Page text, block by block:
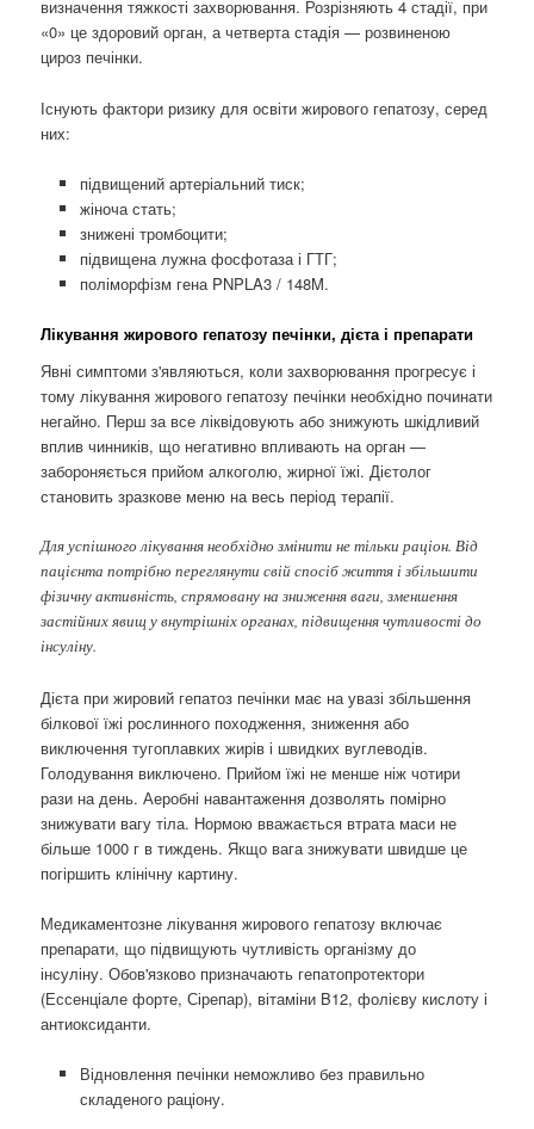
визначення тяжкості захворювання. Розрізняють 4 стадії, при
«0» це здоровий орган, а четверта стадія — розвиненою
цироз печінки.
Існують фактори ризику для освіти жирового гепатозу, серед
них:
підвищений артеріальний тиск;
жіноча стать;
знижені тромбоцити;
підвищена лужна фосфотаза і ГТГ;
поліморфізм гена PNPLA3 / 148M.
Лікування жирового гепатозу печінки, дієта і препарати
Явні симптоми з'являються, коли захворювання прогресує і
тому лікування жирового гепатозу печінки необхідно починати
негайно. Перш за все ліквідовують або знижують шкідливий
вплив чинників, що негативно впливають на орган —
забороняється прийом алкоголю, жирної їжі. Дієтолог
становить зразкове меню на весь період терапії.
Для успішного лікування необхідно змінити не тільки раціон. Від
пацієнта потрібно переглянути свій спосіб життя і збільшити
фізичну активність, спрямовану на зниження ваги, зменшення
застійних явищ у внутрішніх органах, підвищення чутливості до
інсуліну.
Дієта при жировий гепатоз печінки має на увазі збільшення
білкової їжі рослинного походження, зниження або
виключення тугоплавких жирів і швидких вуглеводів.
Голодування виключено. Прийом їжі не менше ніж чотири
рази на день. Аеробні навантаження дозволять помірно
знижувати вагу тіла. Нормою вважається втрата маси не
більше 1000 г в тиждень. Якщо вага знижувати швидше це
погіршить клінічну картину.
Медикаментозне лікування жирового гепатозу включає
препарати, що підвищують чутливість організму до
інсуліну. Обов'язково призначають гепатопротектори
(Ессенціале форте, Сірепар), вітаміни B12, фолієву кислоту і
антиоксиданти.
Відновлення печінки неможливо без правильно
складеного раціону.